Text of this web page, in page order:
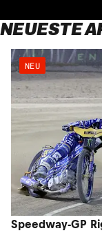
NEUESTE
NEU
Speedway-GP